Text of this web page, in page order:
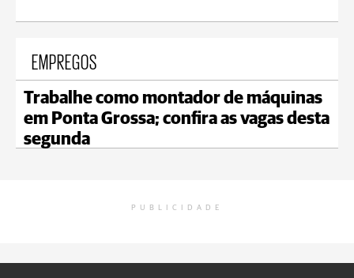
EMPREGOS
Trabalhe como montador de máquinas
em Ponta Grossa; confira as vagas desta
segunda
PUBLICIDADE